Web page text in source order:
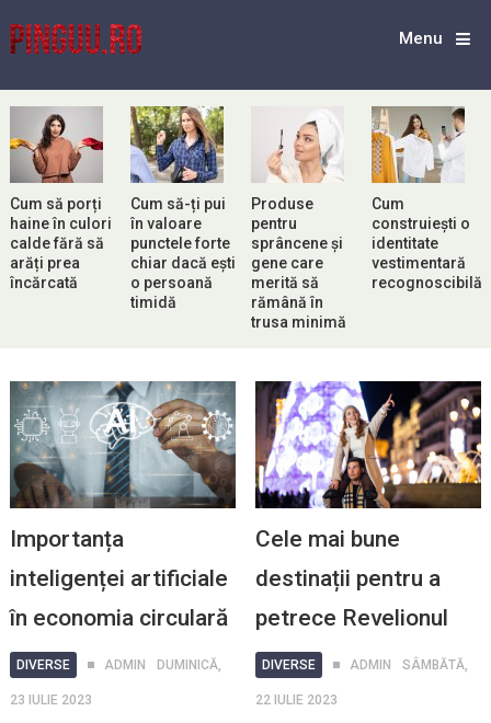
Menu
Cum să porți
haine în culori
calde fără să
arăți prea
încărcată
Cum să-ți pui
în valoare
punctele forte
chiar dacă ești
o persoană
timidă
Produse
pentru
sprâncene și
gene care
merită să
rămână în
trusa minimă
Cum
construiești o
identitate
vestimentară
recognoscibilă
Importanța
inteligenței artificiale
în economia circulară
DIVERSE ADMIN DUMINICĂ,
23 IULIE 2023
Cele mai bune
destinații pentru a
petrece Revelionul
DIVERSE ADMIN SÂMBĂTĂ,
22 IULIE 2023